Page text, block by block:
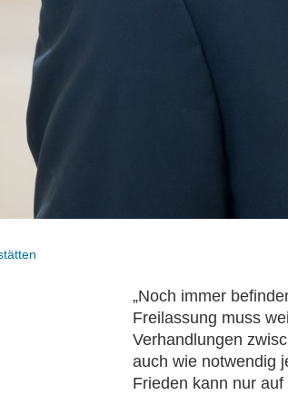
„Noch immer
Freilassung muss
Verhandlungen
auch wie notwendig
Frieden kann nur